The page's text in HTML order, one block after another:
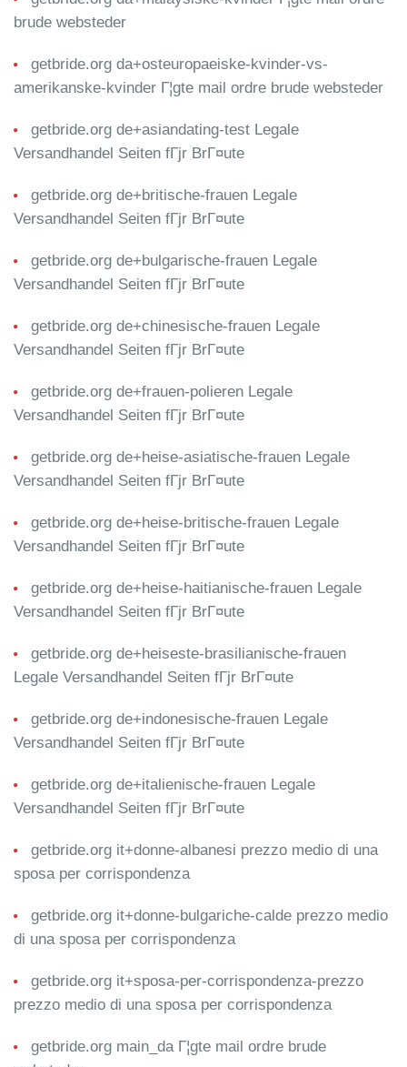
brude websteder
getbride.org da+osteuropaeiske-kvinder-vs-
amerikanske-kvinder Г¦gte mail ordre brude websteder
getbride.org de+asiandating-test Legale
Versandhandel Seiten fГјr BrГ¤ute
getbride.org de+britische-frauen Legale
Versandhandel Seiten fГјr BrГ¤ute
getbride.org de+bulgarische-frauen Legale
Versandhandel Seiten fГјr BrГ¤ute
getbride.org de+chinesische-frauen Legale
Versandhandel Seiten fГјr BrГ¤ute
getbride.org de+frauen-polieren Legale
Versandhandel Seiten fГјr BrГ¤ute
getbride.org de+heise-asiatische-frauen Legale
Versandhandel Seiten fГјr BrГ¤ute
getbride.org de+heise-britische-frauen Legale
Versandhandel Seiten fГјr BrГ¤ute
getbride.org de+heise-haitianische-frauen Legale
Versandhandel Seiten fГјr BrГ¤ute
getbride.org de+heiseste-brasilianische-frauen
Legale Versandhandel Seiten fГјr BrГ¤ute
getbride.org de+indonesische-frauen Legale
Versandhandel Seiten fГјr BrГ¤ute
getbride.org de+italienische-frauen Legale
Versandhandel Seiten fГјr BrГ¤ute
getbride.org it+donne-albanesi prezzo medio di una
sposa per corrispondenza
getbride.org it+donne-bulgariche-calde prezzo medio
di una sposa per corrispondenza
getbride.org it+sposa-per-corrispondenza-prezzo
prezzo medio di una sposa per corrispondenza
getbride.org main_da Г¦gte mail ordre brude